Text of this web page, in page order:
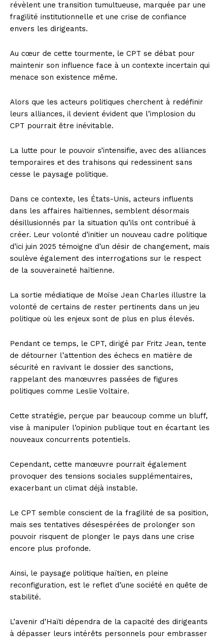
révèlent une transition tumultueuse, marquée par une
fragilité institutionnelle et une crise de confiance
envers les dirigeants.
Au cœur de cette tourmente, le CPT se débat pour
maintenir son influence face à un contexte incertain qui
menace son existence même.
Alors que les acteurs politiques cherchent à redéfinir
leurs alliances, il devient évident que l’implosion du
CPT pourrait être inévitable.
La lutte pour le pouvoir s’intensifie, avec des alliances
temporaires et des trahisons qui redessinent sans
cesse le paysage politique.
Dans ce contexte, les États-Unis, acteurs influents
dans les affaires haïtiennes, semblent désormais
désillusionnés par la situation qu’ils ont contribué à
créer. Leur volonté d’initier un nouveau cadre politique
d’ici juin 2025 témoigne d’un désir de changement, mais
soulève également des interrogations sur le respect
de la souveraineté haïtienne.
La sortie médiatique de Moïse Jean Charles illustre la
volonté de certains de rester pertinents dans un jeu
politique où les enjeux sont de plus en plus élevés.
Pendant ce temps, le CPT, dirigé par Fritz Jean, tente
de détourner l’attention des échecs en matière de
sécurité en ravivant le dossier des sanctions,
rappelant des manœuvres passées de figures
politiques comme Leslie Voltaire.
Cette stratégie, perçue par beaucoup comme un bluff,
vise à manipuler l’opinion publique tout en écartant les
nouveaux concurrents potentiels.
Cependant, cette manœuvre pourrait également
provoquer des tensions sociales supplémentaires,
exacerbant un climat déjà instable.
Le CPT semble conscient de la fragilité de sa position,
mais ses tentatives désespérées de prolonger son
pouvoir risquent de plonger le pays dans une crise
encore plus profonde.
Ainsi, le paysage politique haïtien, en pleine
reconfiguration, est le reflet d’une société en quête de
stabilité.
L’avenir d’Haïti dépendra de la capacité des dirigeants
à dépasser leurs intérêts personnels pour embrasser